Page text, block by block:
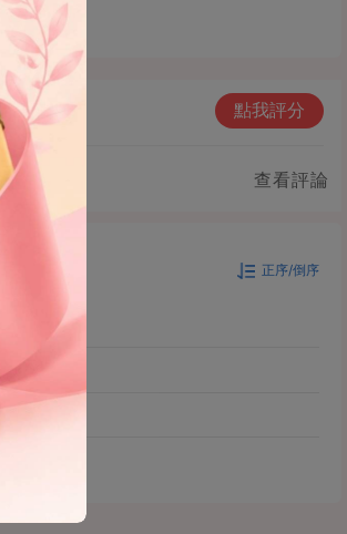
點我評分
查看評論
正序/倒序